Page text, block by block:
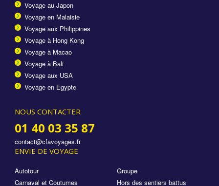
Voyage au Japon
Voyage en Malaisie
Voyage aux Philippines
Voyage à Hong Kong
Voyage à Macao
Voyage à Bali
Voyage aux USA
Voyage en Egypte
NOUS CONTACTER
01 40 03 35 87
contact@cfavoyages.fr
ENVIE DE VOYAGE
Autotour
Carnaval et Coutumes
Groupe
Hors des sentiers battus